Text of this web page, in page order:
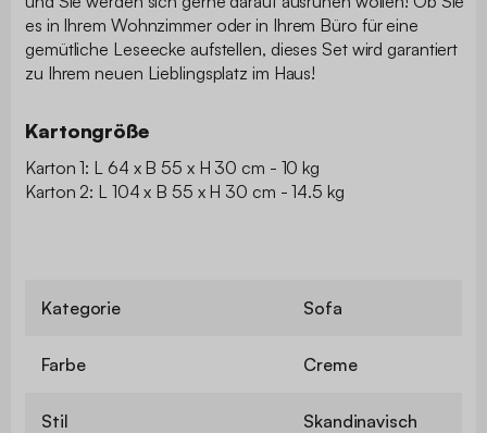
es in Ihrem Wohnzimmer oder in Ihrem Büro für eine
gemütliche Leseecke aufstellen, dieses Set wird garantiert
zu Ihrem neuen Lieblingsplatz im Haus!
Kartongröße
Karton 1: L 64 x B 55 x H 30 cm - 10 kg
Karton 2: L 104 x B 55 x H 30 cm - 14.5 kg
Kategorie Sofa
Farbe Creme
Stil Skandinavisch